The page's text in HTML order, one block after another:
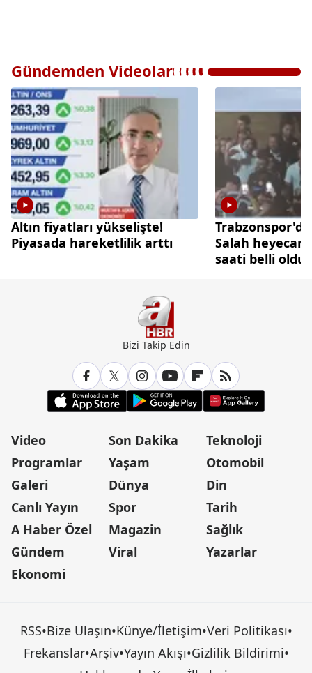
Gündemden Videolar
Altın fiyatları yükselişte!
Piyasada hareketlilik arttı
Salah
saati belli oldu
Bizi Takip Edin
Video
Programlar
Galeri
Canlı Yayın
A Haber Özel
Gündem
Ekonomi
Son Dakika
Yaşam
Dünya
Spor
Magazin
Viral
Teknoloji
Otomobil
Din
Tarih
Sağlık
Yazarlar
RSS•Bize Ulaşın•Künye/İletişim•Veri Politikası•
Frekanslar•Arşiv•Yayın Akışı•Gizlilik Bildirimi•